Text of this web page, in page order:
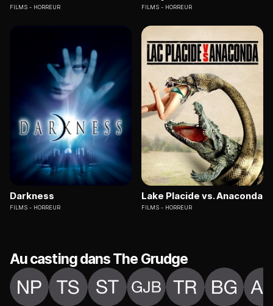
FILMS HORREUR FILMS HORREUR
Darkness
FILMS HORREUR
Lake Placide vs. Anaconda
FILMS HORREUR
Au casting dans The Grudge